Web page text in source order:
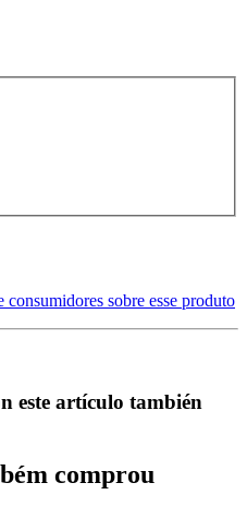
consumidores sobre esse produto
este artículo también
comprou